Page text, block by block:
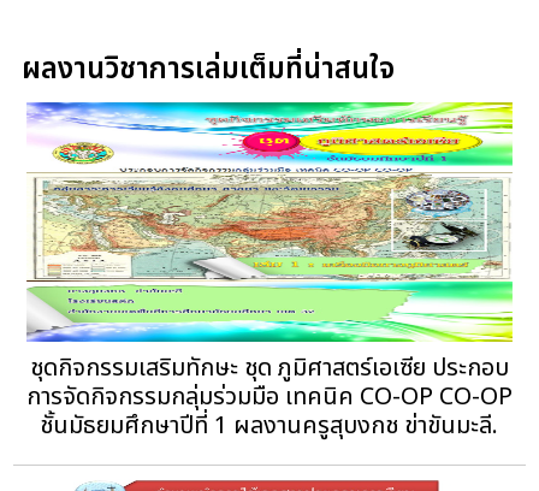
ผลงานวิชาการเล่มเต็มที่น่าสนใจ
ชุดกิจกรรมเสริมทักษะ ชุด ภูมิศาสตร์เอเซีย ประกอบ
การจัดกิจกรรมกลุ่มร่วมมือ เทคนิค CO-OP CO-OP
ชั้นมัธยมศึกษาปีที่ 1 ผลงานครูสุบงกช ข่าขันมะลี.